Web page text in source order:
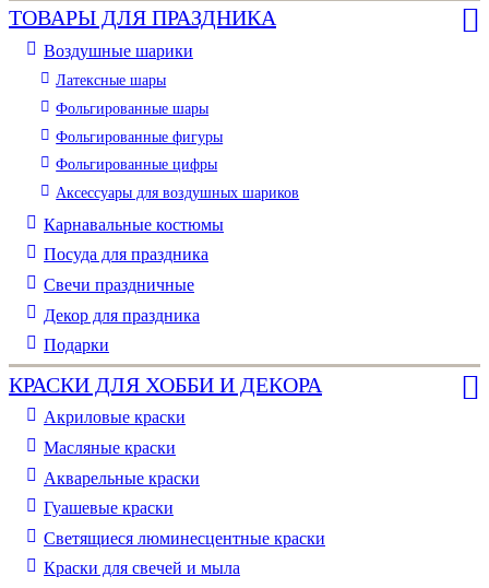
ТОВАРЫ ДЛЯ ПРАЗДНИКА
Воздушные шарики
Латексные шары
Фольгированные шары
Фольгированные фигуры
Фольгированные цифры
Аксессуары для воздушных шариков
Карнавальные костюмы
Посуда для праздника
Свечи праздничные
Декор для праздника
Подарки
КРАСКИ ДЛЯ ХОББИ И ДЕКОРА
Акриловые краски
Масляные краски
Акварельные краски
Гуашевые краски
Светящиеся люминесцентные краски
Краски для свечей и мыла